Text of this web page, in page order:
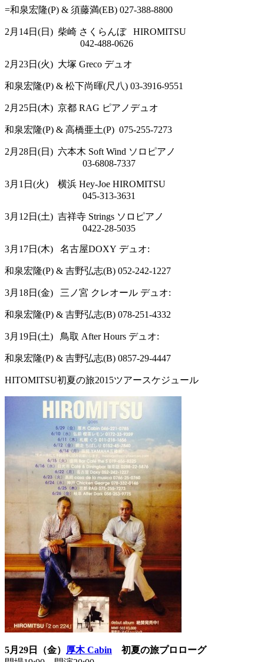
=和泉宏隆(P) & 須藤満(EB) 027-388-8800
2月 14日 (日 ) 柴崎 さくらんぼHIROMITSU
042-488-0626
2月 23日 (火) 大塚 Greco デュオ
和泉宏隆(P) & 松下尚暉(尺八) 03-3916-9551
2月 25日 (木) 京都 RAG ピアノデュオ
和泉宏隆(P) & 高橋亜土(P) 075-255-7273
2月 28日 (日 ) 六本木 Soft Wind ソロピアノ
03-6808-7337
3月 1 日 (火) 横浜 Hey-Joe HIROMITSU
045-313-3631
3月 12日 (土) 吉祥寺 Strings ソロピアノ
0422-28-5035
3月 17日 (木) 名古屋DOXY デュオ:
和泉宏隆(P) & 吉野弘志(B) 052-242-1227
3月 18日 (金) 三ノ宮 クレオール デュオ:
和泉宏隆(P) & 吉野弘志(B) 078-251-4332
3月 19日 (土) 鳥取 After Hours デュオ:
和泉宏隆(P) & 吉野弘志(B) 0857-29-4447
HITOMITSU初夏の旅2015ツアースケジュール
5月29日（金） 厚木 Cabin 初夏の旅プロローグ